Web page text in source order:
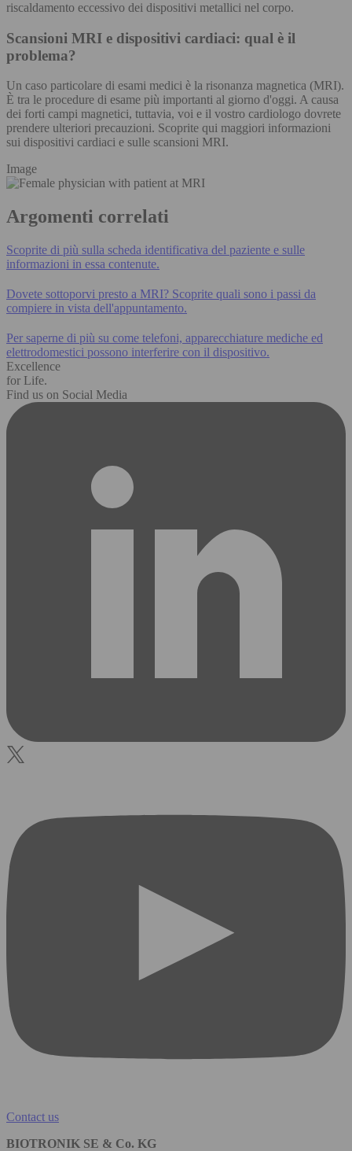
riscaldamento eccessivo dei dispositivi metallici nel corpo.
Scansioni MRI e dispositivi cardiaci: qual è il
problema?
Un caso particolare di esami medici è la risonanza magnetica (MRI).
È tra le procedure di esame più importanti al giorno d'oggi. A causa
dei forti campi magnetici, tuttavia, voi e il vostro cardiologo dovrete
prendere ulteriori precauzioni. Scoprite qui maggiori informazioni
sui dispositivi cardiaci e sulle scansioni MRI.
Image
Argomenti correlati
Scoprite di più sulla scheda identificativa del paziente e sulle
informazioni in essa contenute.
Dovete sottoporvi presto a MRI? Scoprite quali sono i passi da
compiere in vista dell'appuntamento.
Per saperne di più su come telefoni, apparecchiature mediche ed
elettrodomestici possono interferire con il dispositivo.
Excellence
for Life.
Find us on Social Media
Contact us
BIOTRONIK SE & Co. KG